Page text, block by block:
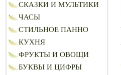
СКАЗКИ И МУЛЬТИКИ
ЧАСЫ
СТИЛЬНОЕ ПАННО
КУХНЯ
ФРУКТЫ И ОВОЩИ
БУКВЫ И ЦИФРЫ